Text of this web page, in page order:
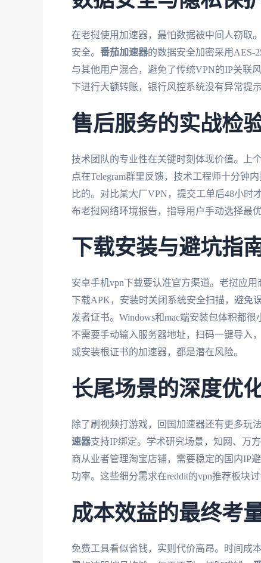
在老挝使用加速器，最怕数据被中间人窃取
安全。 番茄加速器的数据安全加密采用AES-
与其他用户混合，避免了传统VPN的IP关联
下进行大额转账，银行风控系统没有异常提
售后服务的实战检
技术团队的专业性在关键时刻体现价值。上
点在Telegram群里反馈，技术工程师十分钟
比的。对比某大厂VPN，提交工单后48小时
布老挝网络环境报告，指导用户手动选择最
下载安装与避坑指
安卓手机vpn下载要认准官方渠道。老挝应
下载APK，安装时关闭系统安全扫描，避免
发者证书。Windows和mac端安装包体积都
不需要手动输入服务器地址，扫码一键导入
或安装根证书的加速器，都是潜在风险。
长尾场景的深度优
除了刷视频打游戏，回国加速器还有更多玩
速器支持IP绑定。学术研究场景，知网、万
商从业者管理淘宝店铺，需要稳定的国内IP
功率。这些细分需求在reddit的vpn推荐板块
成本效益的最终考
免费工具看似省钱，实则代价高昂。时间成